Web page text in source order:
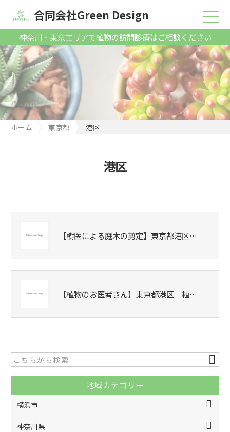
神奈川・東京エリアで植物の訪問診療はご相談ください
合同会社Green Design
ホーム 東京都 港区
港区
【樹医による庭木の剪定】東京都港区…
【植物のお医者さん】東京都港区 植…
地域カテゴリー
横浜市
神奈川県